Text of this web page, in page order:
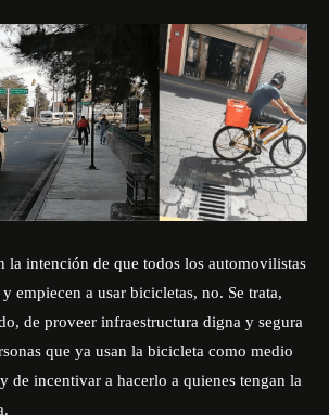
la intención de que todos los automovilistas
empiecen a usar bicicletas, no. Se trata,
de proveer infraestructura digna y segura
que ya usan la bicicleta como medio
de incentivar a hacerlo a quienes tengan la